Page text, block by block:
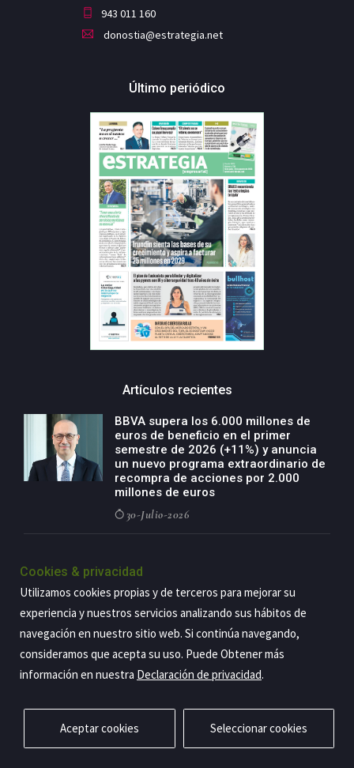
943 011 160
donostia@estrategia.net
Último periódico
Artículos recientes
BBVA supera los 6.000 millones de
euros de beneficio en el primer
semestre de 2026 (+11%) y anuncia
un nuevo programa extraordinario de
recompra de acciones por 2.000
millones de euros
30-Julio-2026
negocio agro con un modelo global
países
29-Julio-2026
Privacidad Aviso legal Política de cookies Contacto
Cookies & privacidad
Utilizamos cookies propias y de terceros para mejorar su
experiencia y nuestros servicios analizando sus hábitos de
navegación en nuestro sitio web. Si continúa navegando,
consideramos que acepta su uso. Puede Obtener más
información en nuestra Declaración de privacidad.
Aceptar cookies Seleccionar cookies